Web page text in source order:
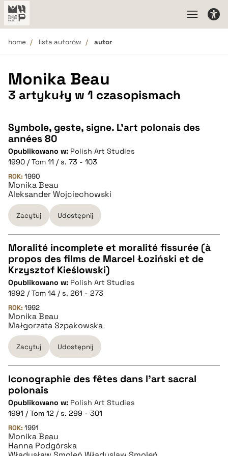
home lista autorów autor
Monika Beau
3 artykuły w 1 czasopismach
Symbole, geste, signe. L'art polonais des
années 80
Opublikowano w: Polish Art Studies
1990 / Tom 11 / s. 73 - 103
ROK: 1990
Monika Beau
Aleksander Wojciechowski
Zacytuj Udostępnij
CZYSTY TEKST
pobierz cytat
BIBTEX
pobierz cytat
Moralité incomplete et moralité fissurée (à
propos des films de Marcel Łoziński et de
Krzysztof Kieślowski)
Opublikowano w: Polish Art Studies
1992 / Tom 14 / s. 261 - 273
ROK: 1992
Monika Beau
Małgorzata Szpakowska
Zacytuj Udostępnij
CZYSTY TEKST
pobierz cytat
Iconographie des fêtes dans l'art sacral
polonais
Opublikowano w: Polish Art Studies
1991 / Tom 12 / s. 299 - 301
ROK: 1991
Monika Beau
Hanna Podgórska